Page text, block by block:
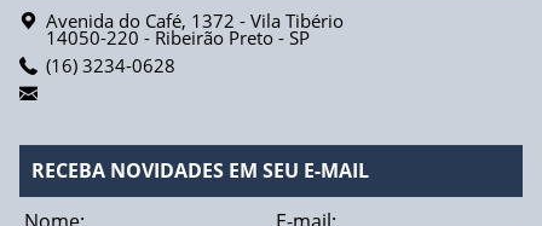
Absorvente Tena Lady Super Biofral
Água
Fio Catgut Simples
Fio Acido Poliglicólico
Avenida do Café, 1372 - Vila Tibério
14050-220 - Ribeirão Preto -SP
(16) 3234-0628
RECEBA NOVIDADES EM SEU E-MAIL